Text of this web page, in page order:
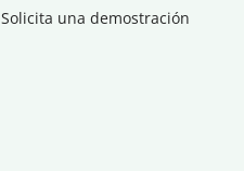
Solicita una demostración